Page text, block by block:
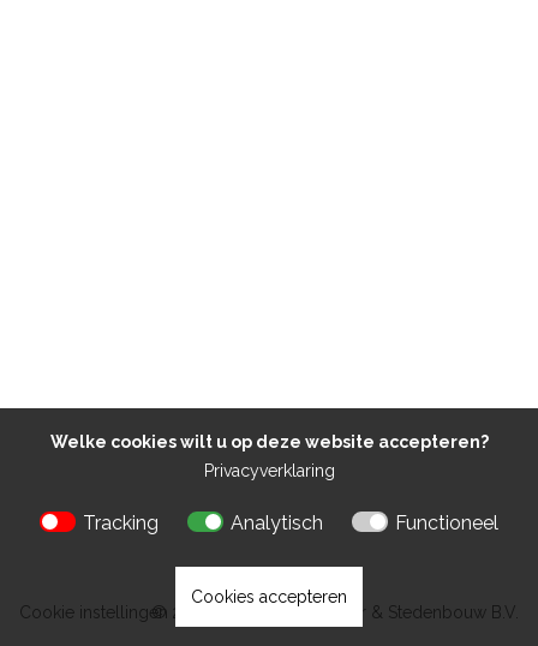
Welke cookies wilt u op deze website accepteren?
Privacyverklaring
Tracking Analytisch Functioneel
Cookies accepteren
Cookie instellingen© 2026 Kokon Architectuur & Stedenbouw B.V.